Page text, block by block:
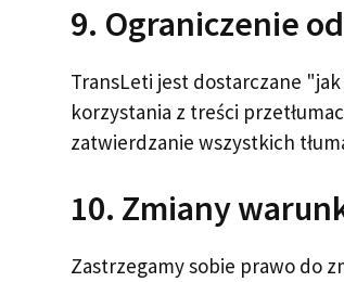
9. Ograniczenie
TransLeti jest dostarczane
korzystania z treści
zatwierdzanie wszystkich
10. Zmiany
Zastrzegamy sobie prawo do